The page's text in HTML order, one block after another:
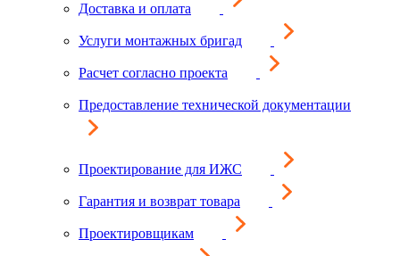
Доставка и оплата
Услуги монтажных бригад
Расчет согласно проекта
Предоставление технической документации
Проектирование для ИЖС
Гарантия и возврат товара
Проектировщикам